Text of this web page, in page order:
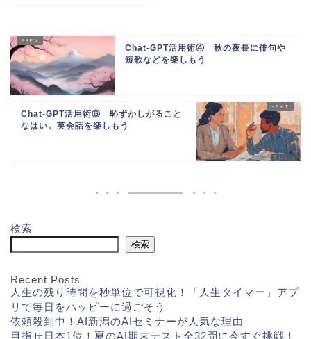
Chat-GPT活用術④ 秋の夜長に俳句や
短歌などを楽しもう
Chat-GPT活用術⑥ 恥ずかしがること
なはい。英会話を楽しもう
検索
検索
Recent Posts
人生の残り時間を秒単位で可視化！「人生タイマー」アプ
リで毎日をハッピーに過ごそう
依頼殺到中！AI新潟のAIセミナーが人気な理由
目指せ日本1位！夏のAI期末テスト全32問に今すぐ挑戦！